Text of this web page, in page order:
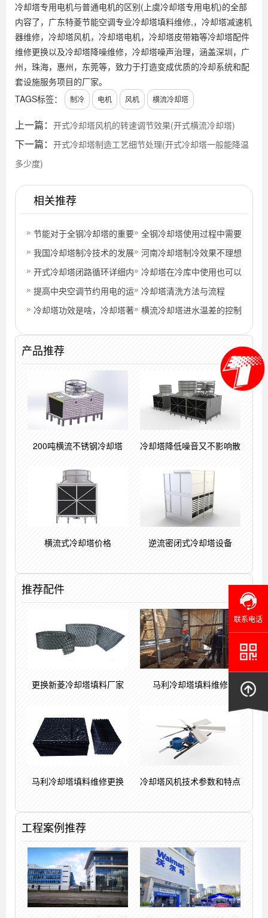
冷却塔专用电机与普通电机的区别(上虞冷却塔专用电机)的全部
内容了，广东特菱节能空调专业冷却塔填料维修,，冷却塔减速机
器维修，冷却塔风机，冷却塔电机，冷却塔皮带箱等冷却塔配件
维修更换以及冷却塔降噪维修，冷却塔噪声治理，涵盖深圳，广
州，珠海，惠州，东莞等，致力于打造变成优质的冷却系统和配
套设施服务项目的厂家。
TAGS标签：
制冷 电机 风机 横流冷却塔
上一篇： 开式冷却塔风机的转速调节效果(开式横流冷却塔)
下一篇： 开式冷却塔制造工艺细节处理(开式冷却塔一般能降温
多少度)
相关推荐
节能对于全钢冷却塔的重要
性
全钢冷却塔使用过程中需要
注意哪些事项？(冷却塔怎
么使用)
我国冷却塔制冷技术的发展
及现状(冷却塔与制冷机组
配置)
河南冷却塔制冷效果不理想
的可能原因
开式冷却塔闭路循环详细内
容(开式横流冷却塔)
冷却塔在冷库中使用也可以
巨大的作用(瑞丽冷库用冷
却塔价格
提高中央空调节约用电的运
行效率办法呢
冷却塔清洗方法与流程
冷却塔功效是啥，冷却塔著
品牌排名)
横流冷却塔进水温差的控制
产品推荐
200吨横流不锈钢冷却塔 冷却塔降低噪音又不影响散
横流式冷却塔价格 逆流密闭式冷却塔设备
推荐配件
更换新菱冷却塔填料厂家 马利冷却塔填料维修
马利冷却塔填料维修更换 冷却塔风机技术参数和特点
工程案例推荐
联系电话